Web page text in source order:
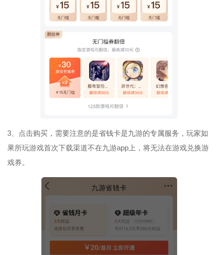
3、点击购买，需要注意的是省钱卡是九游的专属服务，玩家如
果所玩游戏首次下载渠道不在九游app上，将无法在游戏兑换游
戏券。